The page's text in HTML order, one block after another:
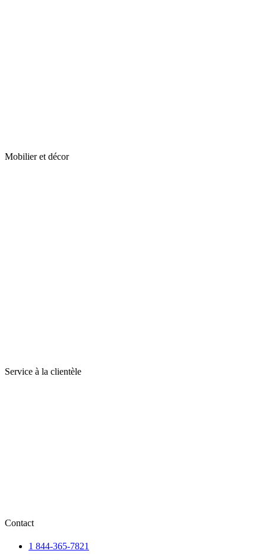
Mobilier et décor
Service à la clientèle
Contact
1 844-365-7821